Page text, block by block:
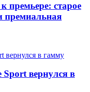
премьере: старое
премиальная
Sport вернулся в